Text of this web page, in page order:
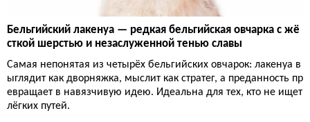
Бельгийский лакенуа — редкая бельгийская овчарка с жё
сткой шерстью и незаслуженной тенью славы
Самая непонятая из четырёх бельгийских овчарок: лакенуа в
ыглядит как дворняжка, мыслит как стратег, а преданность пр
евращает в навязчивую идею. Идеальна для тех, кто не ищет
лёгких путей.